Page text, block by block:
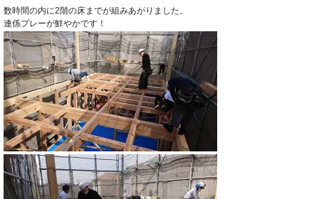
数時間の内に2階の床までが組みあがりました。
連係プレーが鮮やかです！